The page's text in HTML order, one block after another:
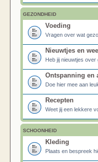
GEZONDHEID
Voeding
Vragen over wat
Nieuwtjes en
Heb jij nieuwtjes
Ontspanning en
Doe hier mee aan
Recepten
Weet jij een lekkere
SCHOONHEID
Kleding
Plaats en bespreek